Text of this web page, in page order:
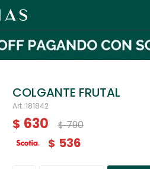
COLGANTE FRUTAL
181842
$ 630 $ 790
$ 536